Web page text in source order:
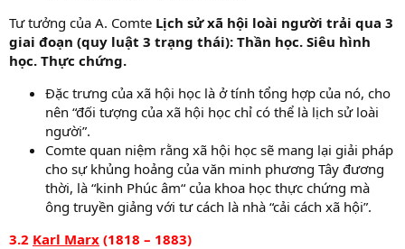
Tư tưởng của A. Comte Lịch sử xã hội loài người trải qua 3
giai đoạn (quy luật 3 trạng thái): Thần học. Siêu hình
học. Thực chứng.
Đặc trưng của xã hội học là ở tính tổng hợp của nó, cho
nên “đối tượng của xã hội học chỉ có thể là lịch sử loài
người”.
Comte quan niệm rằng xã hội học sẽ mang lại giải pháp
cho sự khủng hoảng của văn minh phương Tây đương
thời, là “kinh Phúc âm“ của khoa học thực chứng mà
ông truyền giảng với tư cách là nhà “cải cách xã hội”.
3.2 Karl Marx (1818 – 1883)